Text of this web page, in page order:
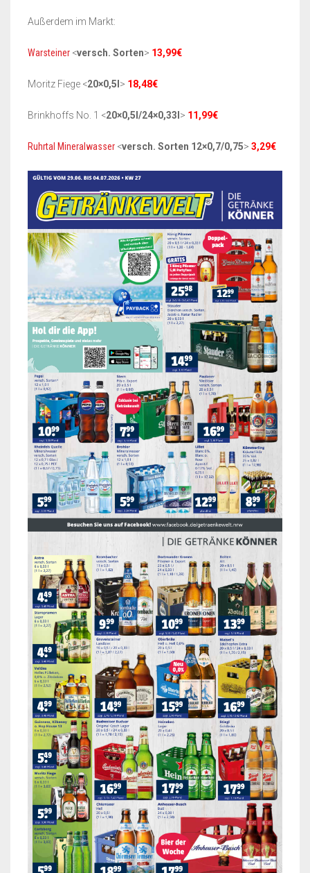
Außerdem im Markt:
Warsteiner <versch. Sorten> 13,99€
Moritz Fiege <20×0,5l > 18,48€
Brinkhoffs No. 1 <20×0,5l/24×0,33l > 11,99€
Ruhrtal Mineralwasser <versch. Sorten 12×0,7/0,75> 3,29€